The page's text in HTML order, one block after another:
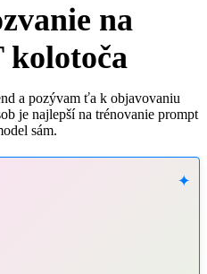
na
kolotoča
a pozývam ťa k objavovaniu
je najlepší na trénovanie prompt
sám.